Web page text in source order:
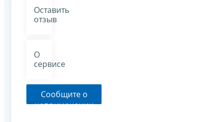
Оставить
отзыв
О
сервисе
Сообщите о
неприменении